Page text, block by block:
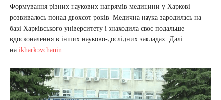
Формування різних наукових напрямів медицини у Харкові
розвивалось понад двохсот років. Медична наука зародилась на
базі Харківського університету і знаходила своє подальше
вдосконалення в інших науково-дослідних закладах. Далі
на ikharkovchanin. .